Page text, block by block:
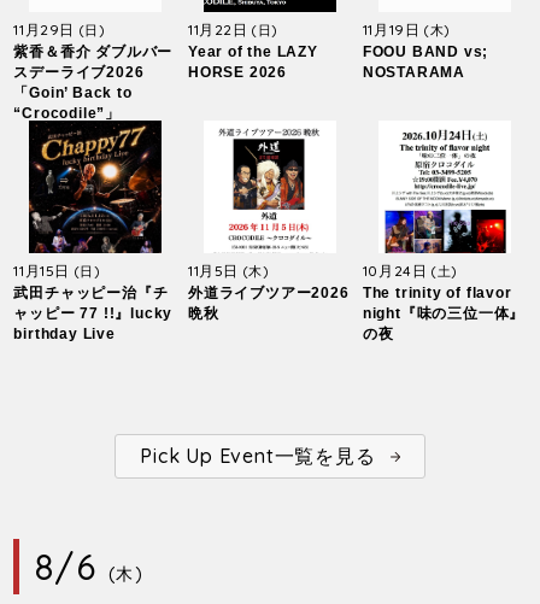
11月29日 (日)
紫香＆香介 ダブルバー
スデーライブ2026
「Goin’ Back to
“Crocodile”」
11月22日(日)
Year of the LAZY
HORSE 2026
11月19日 (木)
FOOU BAND vs;
NOSTARAMA
11月15日 (日)
武田チャッピー治『チ
ャッピー 77 !!』lucky
birthday Live
11月5日 (木)
外道ライブツアー2026
晩秋
10月24日 (土)
The trinity of flavor
night『味の三位一体』
の夜
Pick Up Event一覧を見る
8/6 (木)